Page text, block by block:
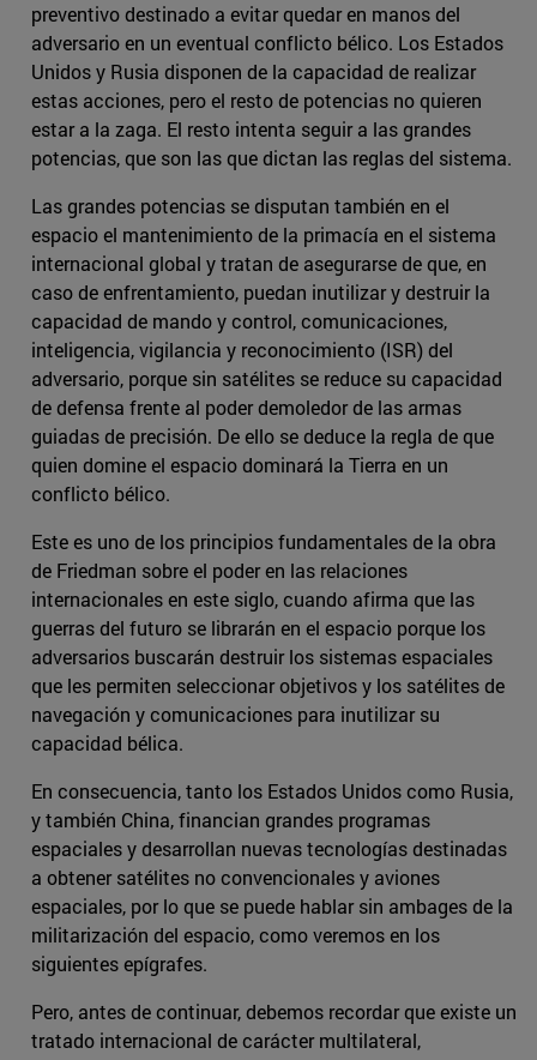
preventivo destinado a evitar quedar en manos del
adversario en un eventual conflicto bélico. Los Estados
Unidos y Rusia disponen de la capacidad de realizar
estas acciones, pero el resto de potencias no quieren
estar a la zaga. El resto intenta seguir a las grandes
potencias, que son las que dictan las reglas del sistema.
Las grandes potencias se disputan también en el
espacio el mantenimiento de la primacía en el sistema
internacional global y tratan de asegurarse de que, en
caso de enfrentamiento, puedan inutilizar y destruir la
capacidad de mando y control, comunicaciones,
inteligencia, vigilancia y reconocimiento (ISR) del
adversario, porque sin satélites se reduce su capacidad
de defensa frente al poder demoledor de las armas
guiadas de precisión. De ello se deduce la regla de que
quien domine el espacio dominará la Tierra en un
conflicto bélico.
Este es uno de los principios fundamentales de la obra
de Friedman sobre el poder en las relaciones
internacionales en este siglo, cuando afirma que las
guerras del futuro se librarán en el espacio porque los
adversarios buscarán destruir los sistemas espaciales
que les permiten seleccionar objetivos y los satélites de
navegación y comunicaciones para inutilizar su
capacidad bélica.
En consecuencia, tanto los Estados Unidos como Rusia,
y también China, financian grandes programas
espaciales y desarrollan nuevas tecnologías destinadas
a obtener satélites no convencionales y aviones
espaciales, por lo que se puede hablar sin ambages de la
militarización del espacio, como veremos en los
siguientes epígrafes.
Pero, antes de continuar, debemos recordar que existe un
tratado internacional de carácter multilateral,